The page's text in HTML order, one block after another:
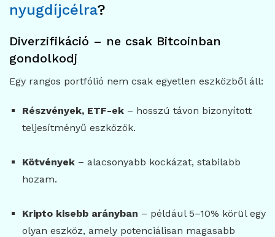
nyugdíjcélra?
Diverzifikáció – ne csak Bitcoinban
gondolkodj
Egy rangos portfólió nem csak egyetlen eszközből áll:
Részvények, ETF-ek– hosszú távon bizonyított
teljesítményű eszközök.
Kötvények– alacsonyabb kockázat, stabilabb
hozam.
Kripto kisebb arányban – például 5–10% körül egy
olyan eszköz, amely potenciálisan magasabb